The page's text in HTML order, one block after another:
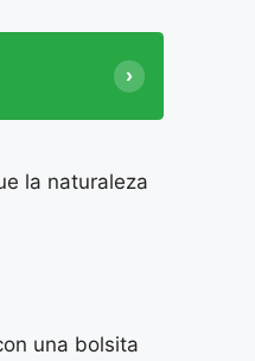
la naturaleza
una bolsita